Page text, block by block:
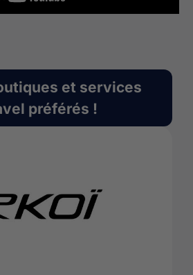
et services
préférés !